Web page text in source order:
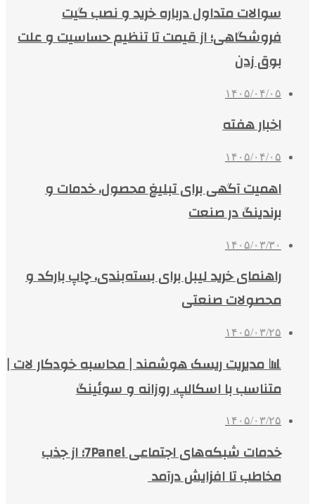
سوالات متداول درباره خرید و نصب گیت
فروشگاهی؛ از قیمت تا تنظیم حساسیت و علت
بوق زدن
۱۴۰۵/۰۴/۰۵
اخبار هفته
۱۴۰۵/۰۴/۰۵
اهمیت آگهی برای تبلیغ محصول، خدمات و
برندینگ در صنعت
۱۴۰۵/۰۳/۳۰
راهنمای خرید لیبل برای بسته‌بندی، چاپ بارکد و
محصولات صنعتی
۱۴۰۵/۰۳/۲۵
📊 مدیریت ریسک هوشمند | محاسبه خودکار لات |
متناسب با اسکالپ، روزانه و سوئینگ
۱۴۰۵/۰۳/۲۵
خدمات شبکه‌های اجتماعی 7Panel؛ از جذب
مخاطب تا افزایش درآمد